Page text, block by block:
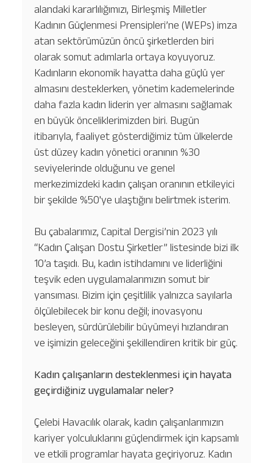
alandaki kararlılığımızı, Birleşmiş Milletler
Kadının Güçlenmesi Prensipleri’ne (WEPs) imza
atan sektörümüzün öncü şirketlerden biri
olarak somut adımlarla ortaya koyuyoruz.
Kadınların ekonomik hayatta daha güçlü yer
almasını desteklerken, yönetim kademelerinde
daha fazla kadın liderin yer almasını sağlamak
en büyük önceliklerimizden biri. Bugün
itibarıyla, faaliyet gösterdiğimiz tüm ülkelerde
üst düzey kadın yönetici oranının %30
seviyelerinde olduğunu ve genel
merkezimizdeki kadın çalışan oranının etkileyici
bir şekilde %50'ye ulaştığını belirtmek isterim.
Bu çabalarımız, Capital Dergisi’nin 2023 yılı
“Kadın Çalışan Dostu Şirketler” listesinde bizi ilk
10’a taşıdı. Bu, kadın istihdamını ve liderliğini
teşvik eden uygulamalarımızın somut bir
yansıması. Bizim için çeşitlilik yalnızca sayılarla
ölçülebilecek bir konu değil; inovasyonu
besleyen, sürdürülebilir büyümeyi hızlandıran
ve işimizin geleceğini şekillendiren kritik bir güç.
Kadın çalışanların desteklenmesi için hayata
geçirdiğiniz uygulamalar neler?
Çelebi Havacılık olarak, kadın çalışanlarımızın
kariyer yolculuklarını güçlendirmek için kapsamlı
ve etkili programlar hayata geçiriyoruz. Kadın